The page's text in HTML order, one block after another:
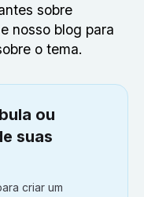
sobre
nosso blog para
o tema.
ou
suas
criar um